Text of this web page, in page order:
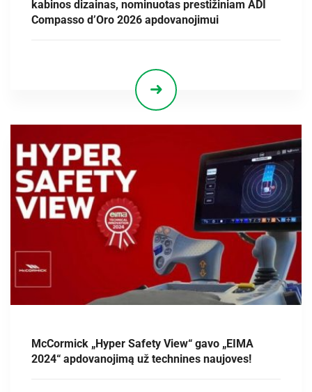
kabinos dizainas, nominuotas prestižiniam ADI
Compasso d’Oro 2026 apdovanojimui
McCormick „Hyper Safety View“ gavo „EIMA
2024“ apdovanojimą už technines naujoves!